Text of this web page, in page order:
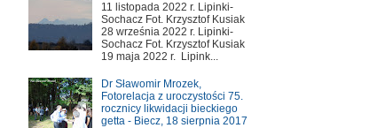
11 listopada 2022 r. Lipinki-
Sochacz Fot. Krzysztof Kusiak
28 września 2022 r. Lipinki-
Sochacz Fot. Krzysztof Kusiak
19 maja 2022 r. Lipink...
Dr Sławomir Mrozek,
Fotorelacja z uroczystości 75.
rocznicy likwidacji bieckiego
getta - Biecz, 18 sierpnia 2017